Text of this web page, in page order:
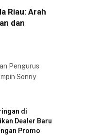
Riau: Arah
dan
Pengurus
Sonny
di
Dealer Baru
Promo